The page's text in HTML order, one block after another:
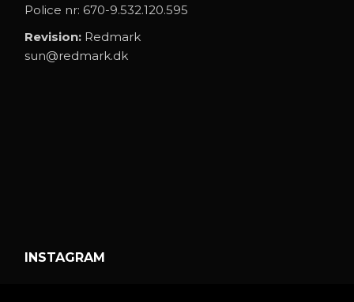
Police nr: 670-9.532.120.595
Revision: Redmark
sun@redmark.dk
INSTAGRAM